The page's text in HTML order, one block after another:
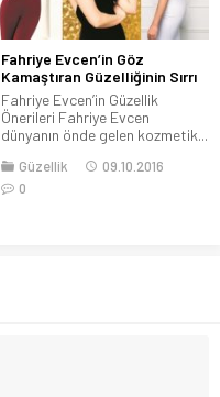
Op. Dr. Leyla Arvas: Burun
dolgusu ile kısa sürede
istenilen sonuca ulaşmak
mümkün
Estetik alanında teknolojinin de
uygulamalar gerek konforlu...